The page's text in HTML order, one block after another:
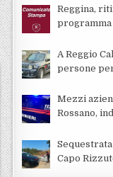
Reggina,
A Reggio
persone
Mezzi
Rossano,
Capo